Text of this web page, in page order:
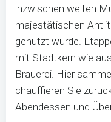
inzwischen weiten
majestätischen
genutzt wurde.
mit Stadtkern wie
Brauerei. Hier
chauffieren Sie
Abendessen und